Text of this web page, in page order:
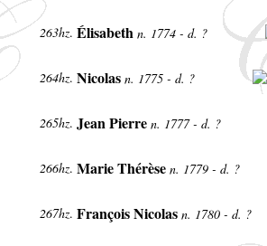
263hz. Élisabeth n. 1774 - d. ?
264hz. Nicolas n. 1775 - d. ?
265hz. Jean Pierre n. 1777 - d. ?
266hz. Marie Thérèse n. 1779 - d. ?
267hz. François Nicolas n. 1780 - d. ?